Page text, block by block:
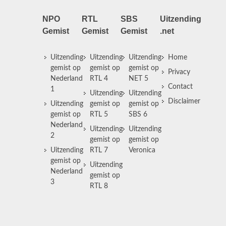
NPO
Gemist
Uitzending
gemist op
Nederland
1
Uitzending
gemist op
Nederland
2
Uitzending
gemist op
Nederland
3
RTL
Gemist
Uitzending
gemist op
RTL 4
Uitzending
gemist op
RTL 5
Uitzending
gemist op
RTL 7
Uitzending
gemist op
RTL 8
SBS
Gemist
Uitzending
gemist op
NET 5
Uitzending
gemist op
SBS 6
Uitzending
gemist op
Veronica
Uitzending
.net
Home
Privacy
Contact
Disclaimer